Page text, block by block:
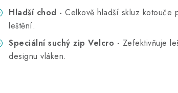
Hladší chod - Celkově hladší skluz kotouče
leštění.
Speciální suchý zip Velcro - Zefektivňuje
designu vláken.